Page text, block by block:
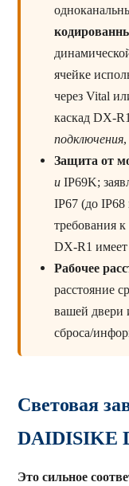
ячейке
через Vital
каскад DX-
подключения
Защита от
и IP69K;
IP67 (до IP68
требования
DX-R1
Рабочее
расстояние
вашей двери
сброса/
Световая
DAIDISIKE
Это сильное